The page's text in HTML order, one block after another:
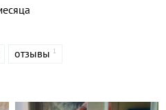
отзывы 1